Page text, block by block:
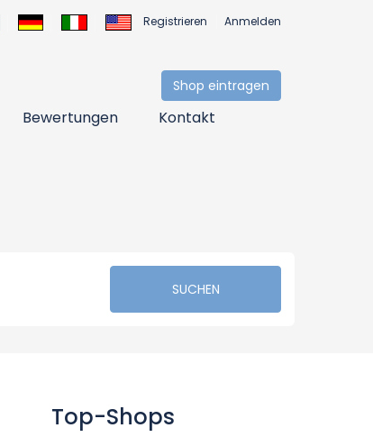
Registrieren Anmelden
Shop eintragen
Bewertungen Kontakt
SUCHEN
Top-Shops